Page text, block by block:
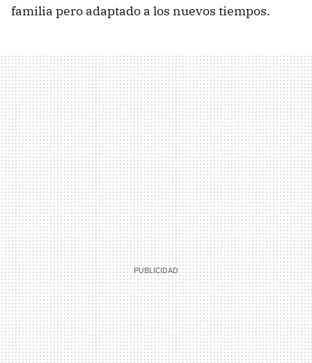
familia pero adaptado a los nuevos tiempos.